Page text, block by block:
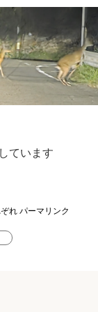
ています
れ パーマリンク